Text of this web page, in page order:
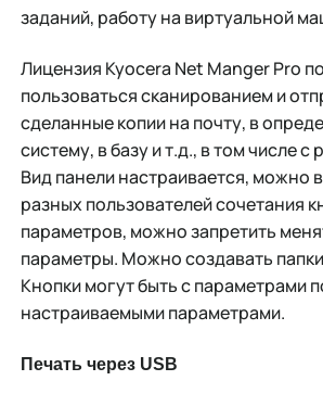
заданий, работу на виртуальной
Лицензия Kyocera Net Manger Pro
пользоваться сканированием и
сделанные копии на почту, в
систему, в базу и т.д., в том числе с
Вид панели настраивается, можно
разных пользователей сочетания
параметров, можно запретить
параметры. Можно создавать
Кнопки могут быть с параметрами
настраиваемыми параметрами.
Печать через USB